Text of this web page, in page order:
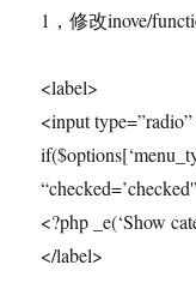
1，修改inove/
<label>
<input
<?php _e(‘Show
</label>